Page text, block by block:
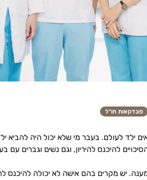
פונדקאות חו"ל
ילד לעולם. בעבר מי שלא יכול היה
להיכנס להיריון, וגם נשים וגברים עם
יש מקרים בהם אישה לא יכולה להיכנס